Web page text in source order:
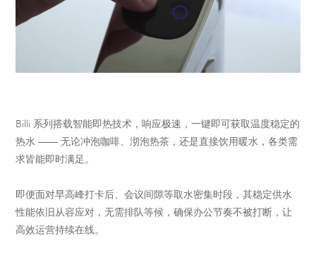
Billi 系列搭载智能即热技术，响应极速，一键即可获取温度稳定的
热水 —— 无论冲泡咖啡、沏泡热茶，还是直接饮用暖水，各类需
求皆能即时满足。
即便面对早高峰打卡后、会议间隙等取水密集时段，其稳定供水
性能依旧从容应对，无需排队等候，确保办公节奏不被打断，让
高效运营持续在线。